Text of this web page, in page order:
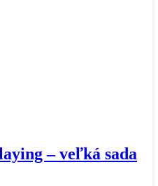
– veľká sada